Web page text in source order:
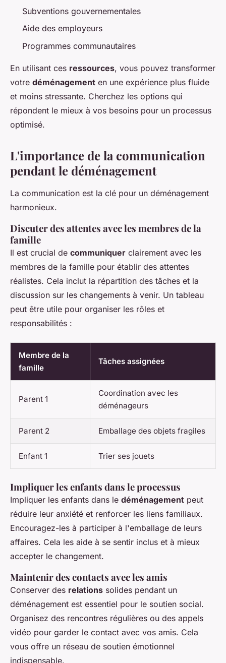
Subventions gouvernementales
Aide des employeurs
Programmes communautaires
En utilisant ces ressources, vous pouvez transformer
votre déménagement en une expérience plus fluide
et moins stressante. Cherchez les options qui
répondent le mieux à vos besoins pour un processus
optimisé.
L'importance de la communication
pendant le déménagement
La communication est la clé pour un déménagement
harmonieux.
Discuter des attentes avec les membres de la
famille
Il est crucial de communiquer clairement avec les
membres de la famille pour établir des attentes
réalistes. Cela inclut la répartition des tâches et la
discussion sur les changements à venir. Un tableau
peut être utile pour organiser les rôles et
responsabilités :
Membre de la
famille
Tâches assignées
Parent 1
Coordination avec les
déménageurs
Parent 2 Emballage des objets fragiles
Enfant 1 Trier ses jouets
Impliquer les enfants dans le processus
Impliquer les enfants dans le déménagement peut
réduire leur anxiété et renforcer les liens familiaux.
Encouragez-les à participer à l'emballage de leurs
affaires. Cela les aide à se sentir inclus et à mieux
accepter le changement.
Maintenir des contacts avec les amis
Conserver des relations solides pendant un
déménagement est essentiel pour le soutien social.
Organisez des rencontres régulières ou des appels
vidéo pour garder le contact avec vos amis. Cela
vous offre un réseau de soutien émotionnel
indispensable.